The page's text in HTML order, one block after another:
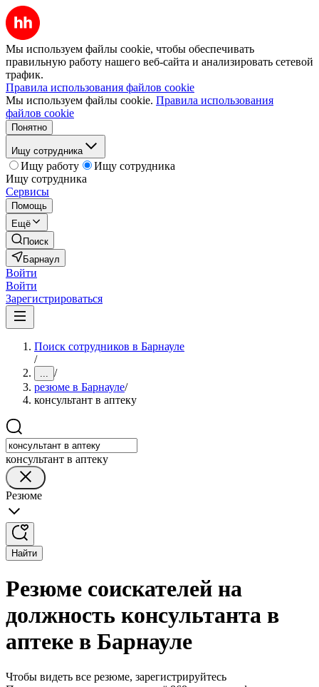
Мы используем файлы cookie, чтобы обеспечивать
правильную работу нашего веб-сайта и анализировать сетевой
трафик.
Правила использования файлов cookie
Мы используем файлы cookie. Правила использования
файлов cookie
Понятно
Ищу сотрудника
Ищу работу
Ищу сотрудника
Ищу сотрудника
Сервисы
Помощь
Ещё
Поиск
Барнаул
Войти
Войти
Зарегистрироваться
Поиск сотрудников в Барнауле
/
... /
резюме в Барнауле/
консультант в аптеку
консультант в аптеку
Резюме
Найти
Резюме соискателей на
должность консультанта в
аптеке в Барнауле
Чтобы видеть все резюме, зарегистрируйтесь